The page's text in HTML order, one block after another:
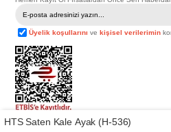
Üyelik koşullarını vekişisel verilerimin
Telif Hakkı © 2026Afeks Yapı
HTS Saten Kale Ayak (H-536)